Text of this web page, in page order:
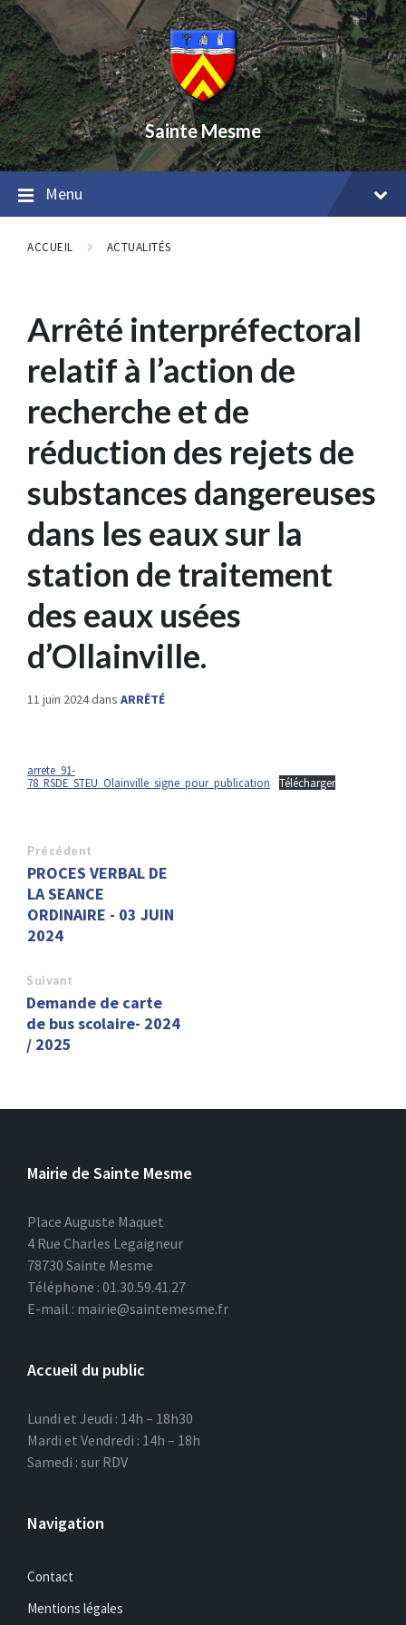
Skip
to
content
Skip
to
main
navigation
Skip
to
footer
Sainte Mesme
Menu
ACCUEIL ACTUALITÉS
Arrêté interpréfectoral
relatif à l’action de
recherche et de
réduction des rejets de
substances dangereuses
dans les eaux sur la
station de traitement
des eaux usées
d’Ollainville.
11 juin 2024dans ARRÊTÉ
arrete_91-
78_RSDE_STEU_Olainville_signe_pour_publication
Télécharger
Précédent
PROCES VERBAL DE
LA SEANCE
ORDINAIRE - 03 JUIN
2024
Suivant
Demande de carte
de bus scolaire- 2024
/ 2025
Mairie de Sainte Mesme
Place Auguste Maquet
4 Rue Charles Legaigneur
78730 Sainte Mesme
Téléphone : 01.30.59.41.27
E-mail : mairie@saintemesme.fr
Accueil du public
Lundi et Jeudi : 14h – 18h30
Mardi et Vendredi : 14h – 18h
Samedi : sur RDV
Navigation
Contact
Mentions légales